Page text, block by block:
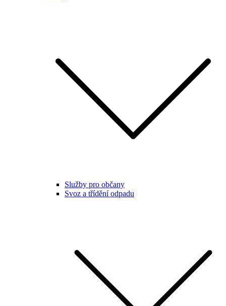
Služby pro občany
Svoz a třídění odpadu